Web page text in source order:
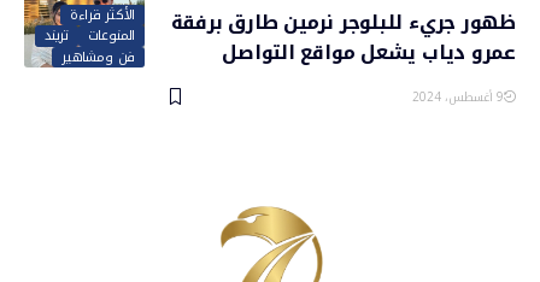
الأكثر قراءة
المنوعات
تريند
فن ومشاهير
ظهور جريء للبلوجر نرمين طارق برفقة
عمرو دياب يشعل مواقع التواصل
9 أغسطس، 2024